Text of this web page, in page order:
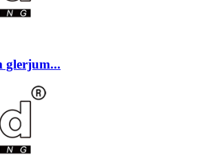
glerjum...